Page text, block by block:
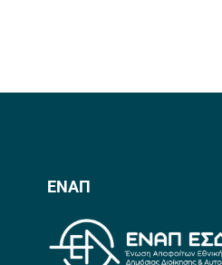
ΕΝΑΠ